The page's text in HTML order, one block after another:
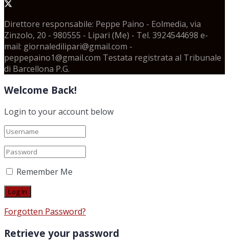
Direttore responsabile: Peppe Paino - Eolmedia, via
Zinzolo, 20 - 980555 - Lipari (Me) - Tel. 3924544698 e-
mail: giornaledilipari@gmail.com -
peppepaino1@gmail.com Testata registrata al Tribunale
di Barcellona P.G.
Welcome Back!
Login to your account below
Remember Me
Forgotten Password?
Retrieve your password